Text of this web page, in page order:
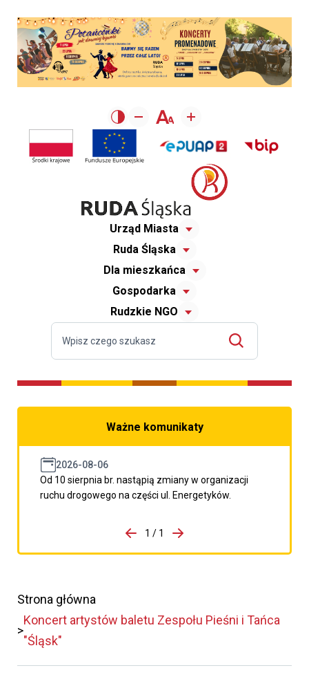
Urząd Miasta
Ruda Śląska
Dla mieszkańca
Gospodarka
Rudzkie NGO
Ważne komunikaty
2026-08-06
Od 10 sierpnia br. nastąpią zmiany w organizacji
ruchu drogowego na części ul. Energetyków.
porzpedniego komunikatu
1 / 1
Przejdź do następnego
Strona główna
Koncert artystów baletu Zespołu Pieśni i Tańca
"Śląsk"